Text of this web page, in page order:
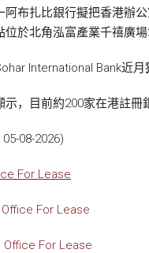
阿布扎比銀行擬把香港辦
位於北角泓富產業千禧廣
International Bank近
示，目前約200家在港註冊
08-2026)
For Lease
For Lease
Office For Lease